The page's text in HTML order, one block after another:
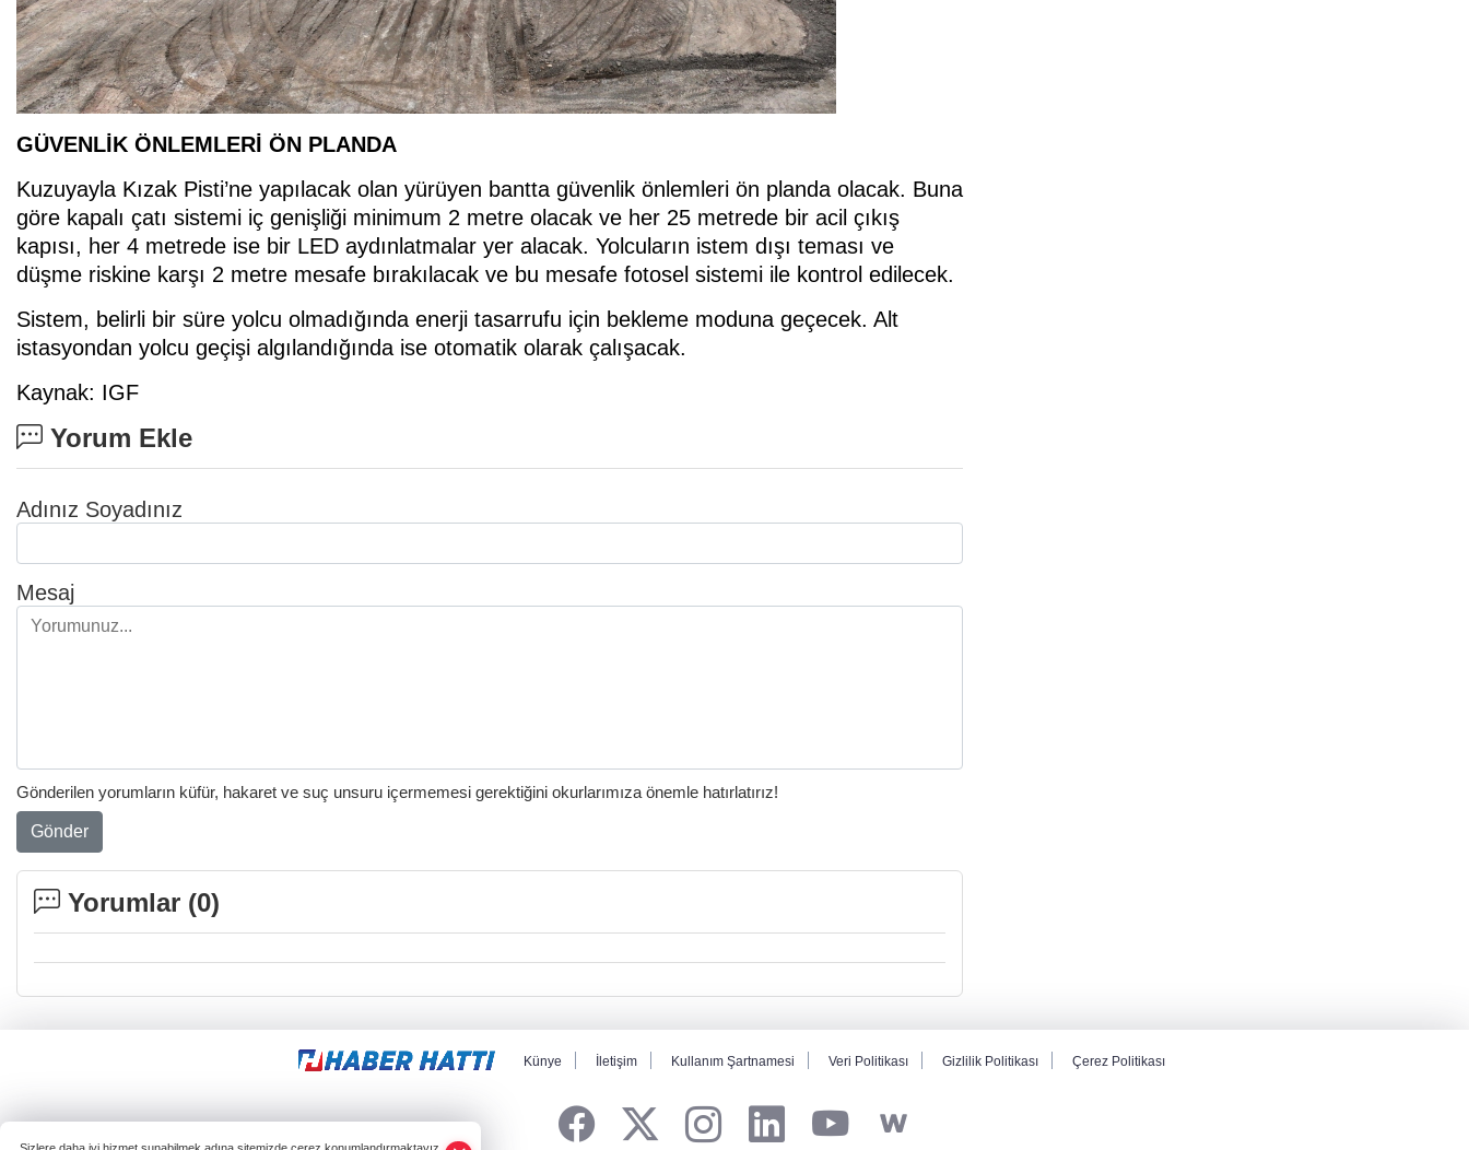
GÜVENLİK ÖNLEMLERİ ÖN PLANDA
Kuzuyayla Kızak Pisti’ne yapılacak olan yürüyen bantta güvenlik önlemleri ön planda olacak. Buna
göre kapalı çatı sistemi iç genişliği minimum 2 metre olacak ve her 25 metrede bir acil çıkış
kapısı, her 4 metrede ise bir LED aydınlatmalar yer alacak. Yolcuların istem dışı teması ve
düşme riskine karşı 2 metre mesafe bırakılacak ve bu mesafe fotosel sistemi ile kontrol edilecek.
Sistem, belirli bir süre yolcu olmadığında enerji tasarrufu için bekleme moduna geçecek. Alt
istasyondan yolcu geçişi algılandığında ise otomatik olarak çalışacak.
Kaynak: IGF
Yorum Ekle
Adınız Soyadınız
Mesaj
Gönderilen yorumların küfür, hakaret ve suç unsuru içermemesi gerektiğini okurlarımıza önemle hatırlatırız!
Gönder
Yorumlar (0)
Künye İletişim Kullanım Şartnamesi Veri Politikası Gizlilik Politikası Çerez Politikası